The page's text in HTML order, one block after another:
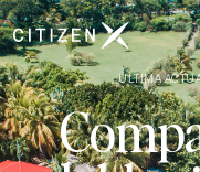
Ir a la página principal
ÚLTIMA